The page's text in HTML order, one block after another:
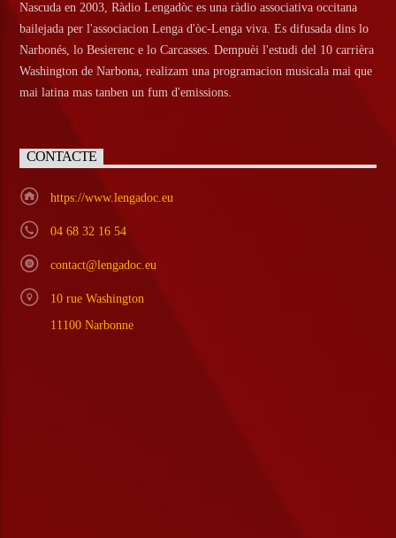
Nascuda en 2003, Ràdio Lengadòc es una ràdio associativa occitana
bailejada per l'associacion Lenga d'òc-Lenga viva. Es difusada dins lo
Narbonés, lo Besierenc e lo Carcasses. Dempuèi l'estudi del 10 carrièra
Washington de Narbona, realizam una programacion musicala mai que
mai latina mas tanben un fum d'emissions.
CONTACTE
https://www.lengadoc.eu
04 68 32 16 54
contact@lengadoc.eu
10 rue Washington
11100 Narbonne